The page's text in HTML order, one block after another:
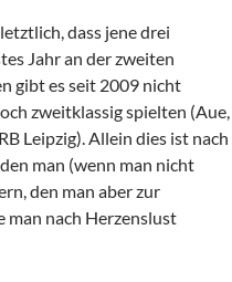
dass jene drei
Jahr an der zweiten
gibt es seit 2009 nicht
zweitklassig spielten (Aue,
Leipzig). Allein dies ist nach
man (wenn man nicht
den man aber zur
man nach Herzenslust